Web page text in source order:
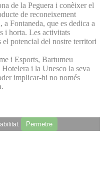
de la Peguera i conèixer el
de reconeixement
Fontaneda, que es dedica a
i horta. Les activitats
el potencial del nostre territori
i Esports, Bartumeu
i la Unesco la seva
implicar-hi no només
Permetre